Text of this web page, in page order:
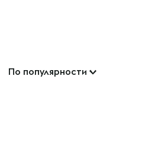
По популярности